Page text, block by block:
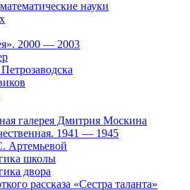
науки
2000 — 2003
галерея Дмитрия Москина
1941 — 1945
Артемьевой
школы
двора
рассказа «Сестра таланта»